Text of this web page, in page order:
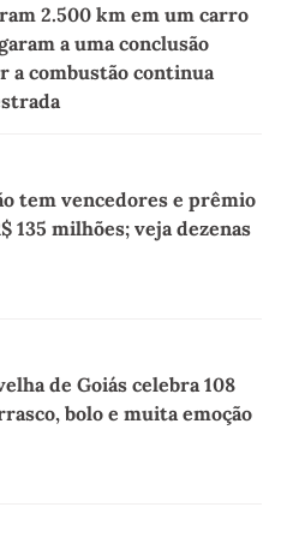
2.500 km em um carro
a uma conclusão
a combustão continua
tem vencedores e prêmio
135 milhões; veja dezenas
de Goiás celebra 108
bolo e muita emoção